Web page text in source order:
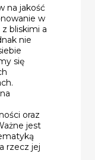
na jakość
w
bliskimi a
nie
się
oraz
jest
rzecz jej